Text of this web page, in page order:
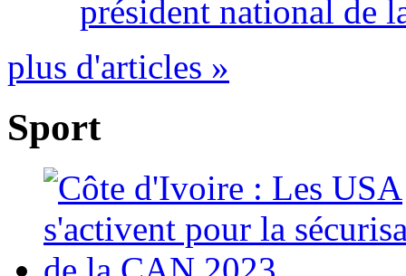
président national de
plus d'articles »
Sport